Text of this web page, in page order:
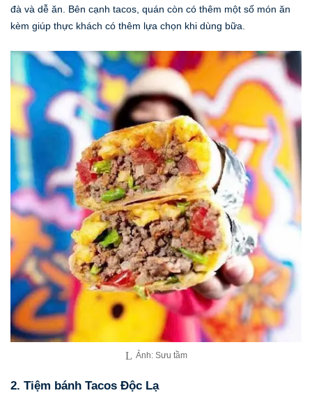
đà và dễ ăn. Bên cạnh tacos, quán còn có thêm một số món ăn
kèm giúp thực khách có thêm lựa chọn khi dùng bữa.
Ảnh: Sưu tầm
2. Tiệm bánh Tacos Độc Lạ